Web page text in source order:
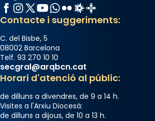
View on Facebook · Share
Facebook
Instagram
X / Twitter
YouTube
WhatsApp
FlickrRadio Estel
Catalunya
Contacte i suggeriments:
C. del Bisbe, 5
08002 Barcelona
Telf. 93 270 10 10
secgral@arqbcn.cat
Horari d'atenció al públic:
de dilluns a divendres, de 9 a 14 h.
Visites a l'Arxiu Diocesà:
de dilluns a dijous, de 10 a 13 h.